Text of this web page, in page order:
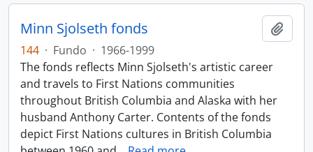
Minn Sjolseth fonds
144 · Fundo · 1966-1999
The fonds reflects Minn Sjolseth's artistic career
and travels to First Nations communities
throughout British Columbia and Alaska with her
husband Anthony Carter. Contents of the fonds
depict First Nations cultures in British Columbia